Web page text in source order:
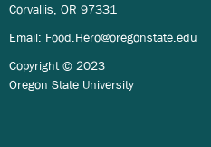
Corvallis, OR 97331
Email: Food.Hero@oregonstate.edu
Copyright © 2023
Oregon State University